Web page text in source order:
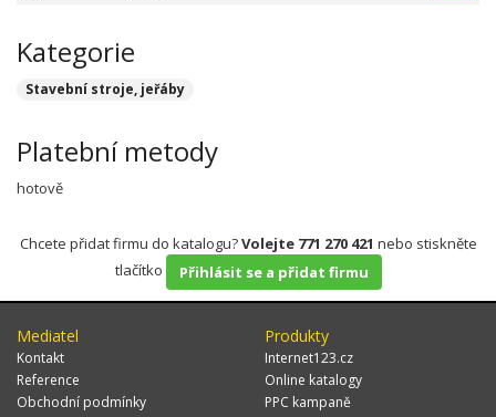
Kategorie
Stavební stroje, jeřáby
Platební metody
hotově
Chcete přidat firmu do katalogu?Volejte 771 270 421 nebo stiskněte
tlačítko
Přihlásit se a přidat firmu
Mediatel
Kontakt
Reference
Obchodní podmínky
Produkty
Internet123.cz
Online katalogy
PPC kampaně